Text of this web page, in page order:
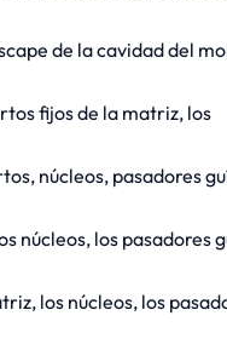
de la cavidad del
fijos de la matriz, los
núcleos, pasadores
núcleos, los pasadores
los núcleos, los